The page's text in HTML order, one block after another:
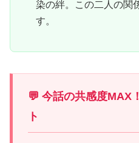
染の絆。この二人の関
す。
💬 今話の共感度MAX
ト